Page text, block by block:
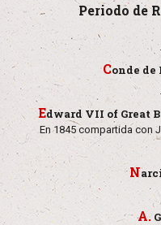
Periodo de
Conde
Edward VII of Great
En 1845 compartida con